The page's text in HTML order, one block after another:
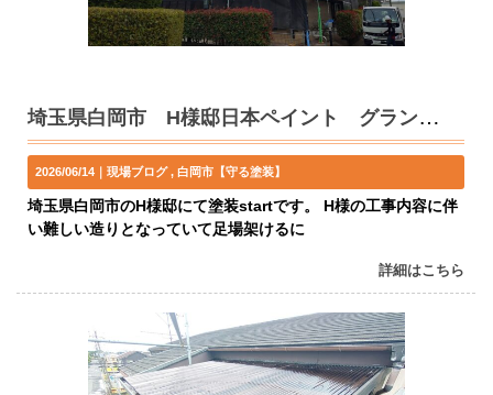
埼玉県白岡市 H様邸日本ペイント グランセラトップ塗装開始
2026/06/14｜現場ブログ 白岡市【守る塗装】
埼玉県白岡市のH様邸にて塗装startです。 H様の工事内容に伴
い難しい造りとなっていて足場架けるに
詳細はこちら